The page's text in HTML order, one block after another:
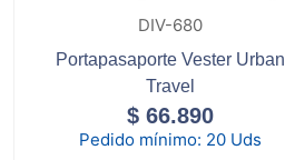
DIV-680
Portapasaporte Vester Urban
Travel
$ 66.890
Pedido mínimo: 20 Uds